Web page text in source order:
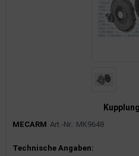
MECARM Art.-Nr.: MK9648
Produktinformationen
Technische Angaben: